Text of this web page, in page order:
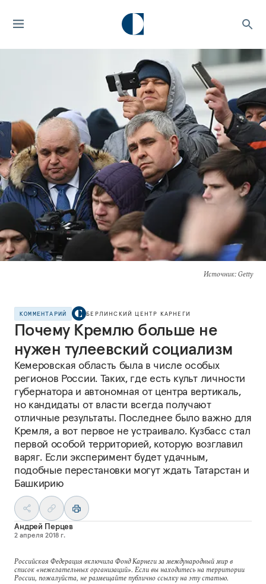
Источник: Getty
КОММЕНТАРИЙ БЕРЛИНСКИЙ ЦЕНТР КАРНЕГИ
Почему Кремлю больше не
нужен тулеевский социализм
Кемеровская область была в числе особых
регионов России. Таких, где есть культ личности
губернатора и автономная от центра вертикаль,
но кандидаты от власти всегда получают
отличные результаты. Последнее было важно для
Кремля, а вот первое не устраивало. Кузбасс стал
первой особой территорией, которую возглавил
варяг. Если эксперимент будет удачным,
подобные перестановки могут ждать Татарстан и
Башкирию
Андрей Перцев
2 апреля 2018 г.
Российская Федерация включила Фонд Карнеги за международный мир в
список «нежелательных организаций». Если вы находитесь на территории
России, пожалуйста, не размещайте публично ссылку на эту статью.